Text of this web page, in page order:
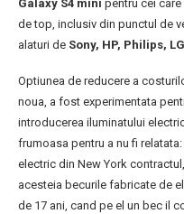
Galaxy S4 mini pentru cei
de top, inclusiv din punctul de
alaturi de Sony, HP, Philips,
Optiunea de reducere a
noua, a fost experimentata
introducerea iluminatului
frumoasa pentru a nu fi
electric din New York
acesteia becurile fabricate de
de 17 ani, cand pe el un bec il